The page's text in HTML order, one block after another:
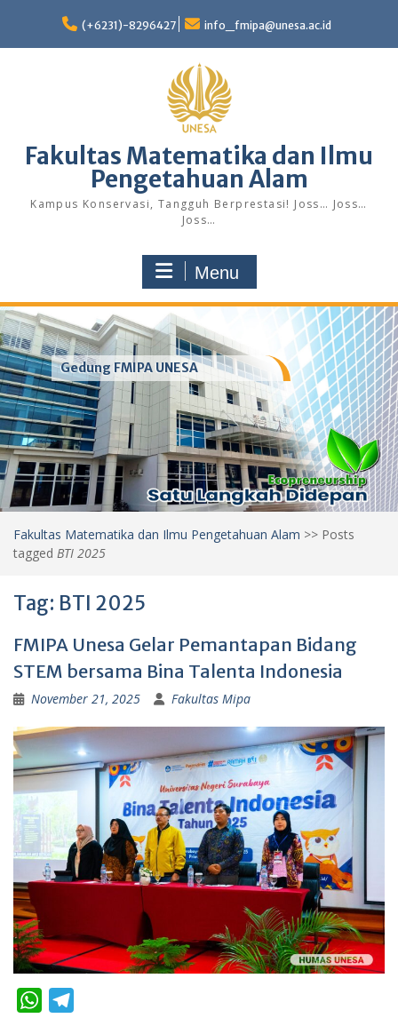
content
(+6231)-8296427 info_fmipa@unesa.ac.id
Fakultas Matematika dan Ilmu
Pengetahuan Alam
Kampus Konservasi, Tangguh Berprestasi! Joss… Joss…
Joss…
Menu
Gedung FMIPA UNESA
Fakultas Matematika dan Ilmu Pengetahuan Alam >> Posts
tagged BTI 2025
Tag: BTI 2025
FMIPA Unesa Gelar Pemantapan Bidang
STEM bersama Bina Talenta Indonesia
November 21, 2025 Fakultas Mipa
W